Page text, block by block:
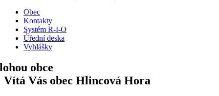
Obec
Kontakty
Systém R-I-O
Úřední deska
Vyhlášky
Vítá Vás obec Hlincová Hora